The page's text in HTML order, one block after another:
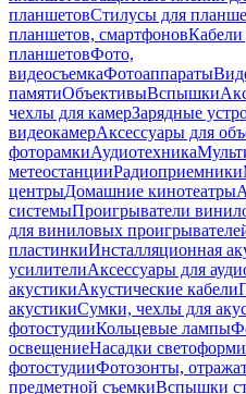
планшетовСтилусы для
планшетов, смартфоновКабели
планшетовФото,
видеосъемкаФотоаппараты
памятиОбъективыВспышки
чехлы для камерЗарядные
видеокамерАксессуары для
фоторамкиАудиотехника
метеостанцииРадиоприемники
центрыДомашние кинотеатры
системыПроигрыватели
для виниловых
пластинкиИнсталляционная
усилителиАксессуары для
акустикиАкустические кабели
акустикиСумки, чехлы для
фотостудииКольцевые лампы
освещениеНасадки
фотостудииФотозонты,
предметной съемкиВспышки